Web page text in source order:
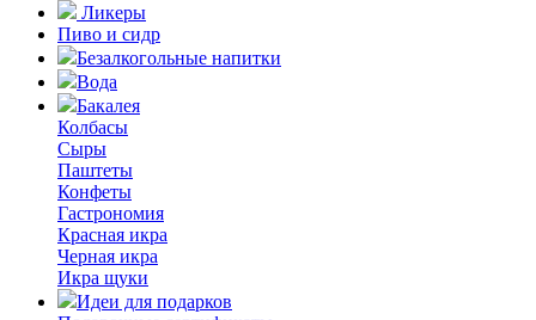
Ликеры
Пиво и сидр
Безалкогольные напитки
Вода
Бакалея
Колбасы
Сыры
Паштеты
Конфеты
Гастрономия
Красная икра
Черная икра
Икра щуки
Идеи для подарков